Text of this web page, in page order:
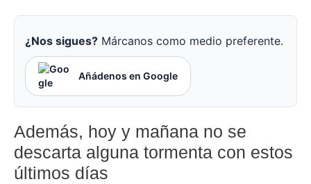
¿Nos sigues? Márcanos como medio preferente.
Añádenos en Google
Además, hoy y mañana no se
descarta alguna tormenta con estos
últimos días